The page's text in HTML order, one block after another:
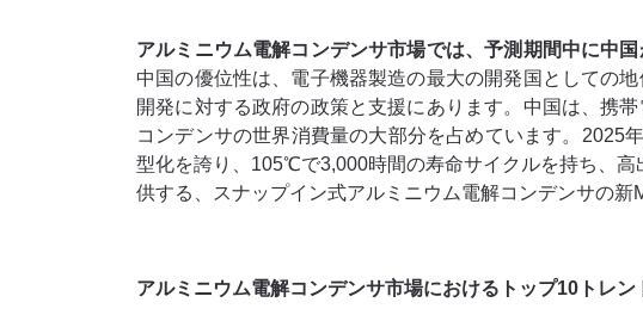
アルミニウム電解コンデンサ市場では、予測期間中に中
中国の優位性は、電子機器製造の最大の開発国としての
開発に対する政府の政策と支援にあります。中国は、携
コンデンサの世界消費量の大部分を占めています。2025
型化を誇り、105℃で3,000時間の寿命サイクルを持ち、
供する、スナップイン式アルミニウム電解コンデンサの新
アルミニウム電解コンデンサ市場におけるトップ10トレン